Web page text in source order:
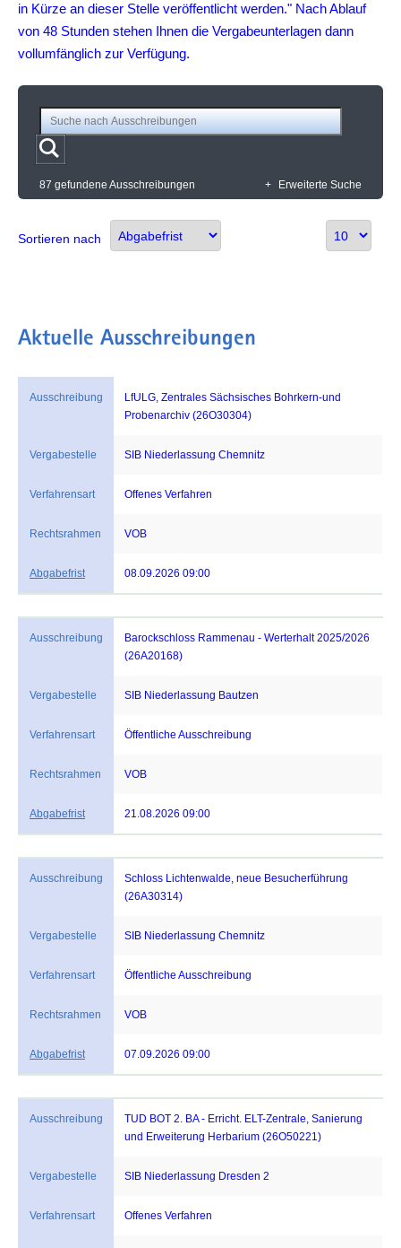
in Kürze an dieser Stelle veröffentlicht werden." Nach Ablauf
von 48 Stunden stehen Ihnen die Vergabeunterlagen dann
vollumfänglich zur Verfügung.
87 gefundene Ausschreibungen + Erweiterte Suche
Sortieren nach
Aktuelle Ausschreibungen
Ausschreibung
LfULG, Zentrales Sächsisches Bohrkern-und
Probenarchiv (26O30304)
Vergabestelle SIB Niederlassung Chemnitz
Verfahrensart Offenes Verfahren
Rechtsrahmen VOB
Abgabefrist 08.09.2026 09:00
Ausschreibung
Barockschloss Rammenau - Werterhalt 2025/2026
(26A20168)
Vergabestelle SIB Niederlassung Bautzen
Verfahrensart Öffentliche Ausschreibung
Rechtsrahmen VOB
Abgabefrist 21.08.2026 09:00
Ausschreibung
Schloss Lichtenwalde, neue Besucherführung
(26A30314)
Vergabestelle SIB Niederlassung Chemnitz
Verfahrensart Öffentliche Ausschreibung
Rechtsrahmen VOB
Abgabefrist 07.09.2026 09:00
Ausschreibung
TUD BOT 2. BA - Erricht. ELT-Zentrale, Sanierung
und Erweiterung Herbarium (26O50221)
Vergabestelle SIB Niederlassung Dresden 2
Verfahrensart Offenes Verfahren